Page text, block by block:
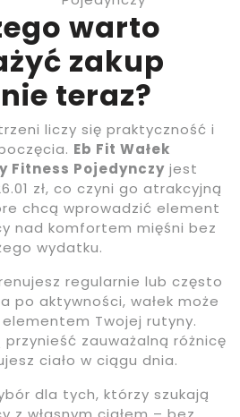
warto
zakup
teraz?
liczy się praktyczność i
Eb Fit Wałek
Fitness Pojedynczyjest
zł, co czyni go atrakcyjną
chcą wprowadzić element
nad komfortem mięśni bez
wydatku.
regularnie lub często
po aktywności, wałek może
Twojej rutyny.
zauważalną różnicę
ciało w ciągu dnia.
dla tych, którzy szukają